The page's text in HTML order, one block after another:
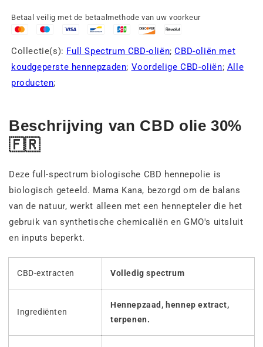
Betaal veilig met de betaalmethode van uw voorkeur
Collectie(s): Full Spectrum CBD-oliën;CBD-oliën met
koudgeperste hennepzaden; Voordelige CBD-oliën; Alle
producten;
Beschrijving van CBD olie 30%
🇫🇷
Deze full-spectrum biologische CBD hennepolie is
biologisch geteeld. Mama Kana, bezorgd om de balans
van de natuur, werkt alleen met een hennepteler die het
gebruik van synthetische chemicaliën en GMO's uitsluit
en inputs beperkt.
CBD-extracten Volledig spectrum
Ingrediënten
Hennepzaad, hennep extract,
terpenen.